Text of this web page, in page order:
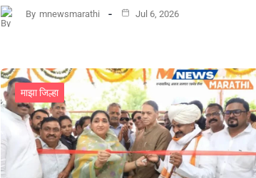
By mnewsmarathi Jul 6, 2026
माझा जिल्हा